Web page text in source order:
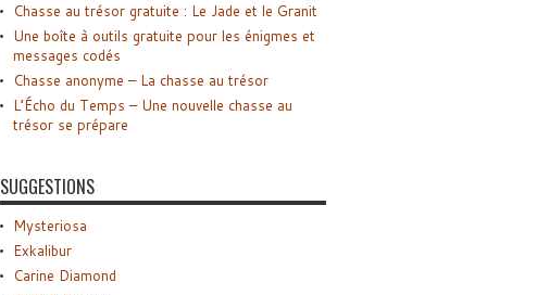
Chasse au trésor gratuite : Le Jade et le Granit
Une boîte à outils gratuite pour les énigmes et
messages codés
Chasse anonyme – La chasse au trésor
L’Écho du Temps – Une nouvelle chasse au
trésor se prépare
SUGGESTIONS
Mysteriosa
Exkalibur
Carine Diamond